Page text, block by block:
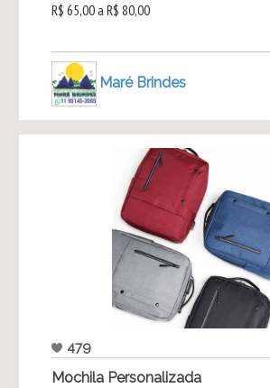
R$ 65,00 a R$ 80,00
Maré Brindes
479
Mochila Personalizada